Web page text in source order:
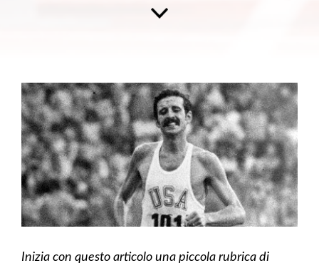
Inizia con questo articolo una piccola rubrica di